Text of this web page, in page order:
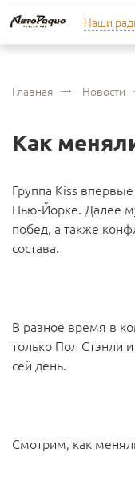
Наши
Главная Новости
Как
Группа Kiss
Нью-Йорке. Далее
побед, а также
состава.
В разное время в
только Пол Стэнли
сей день.
Смотрим, как